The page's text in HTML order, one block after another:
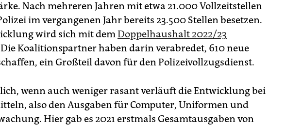
Nach mehreren Jahren mit etwa 21.000 Vollzeitstellen
im vergangenen Jahr bereits 23.500 Stellen besetzen.
wird sich mit demDoppelhaushalt 2022/23
Koalitionspartner haben darin verabredet, 610 neue
ein Großteil davon für den Polizeivollzugsdienst.
wenn auch weniger rasant verläuft die Entwicklung bei
also den Ausgaben für Computer, Uniformen und
Hier gab es 2021 erstmals Gesamtausgaben von